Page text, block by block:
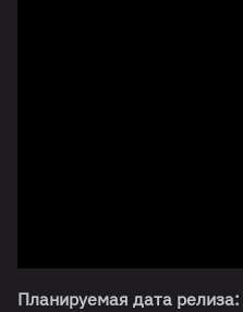
Планируемая дата релиза: